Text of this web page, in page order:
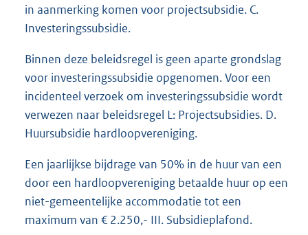
in aanmerking komen voor projectsubsidie. C.
Investeringssubsidie.
Binnen deze beleidsregel is geen aparte grondslag
voor investeringssubsidie opgenomen. Voor een
incidenteel verzoek om investeringssubsidie wordt
verwezen naar beleidsregel L: Projectsubsidies. D.
Huursubsidie hardloopvereniging.
Een jaarlijkse bijdrage van 50% in de huur van een
door een hardloopvereniging betaalde huur op een
niet-gemeentelijke accommodatie tot een
maximum van € 2.250,- III. Subsidieplafond.